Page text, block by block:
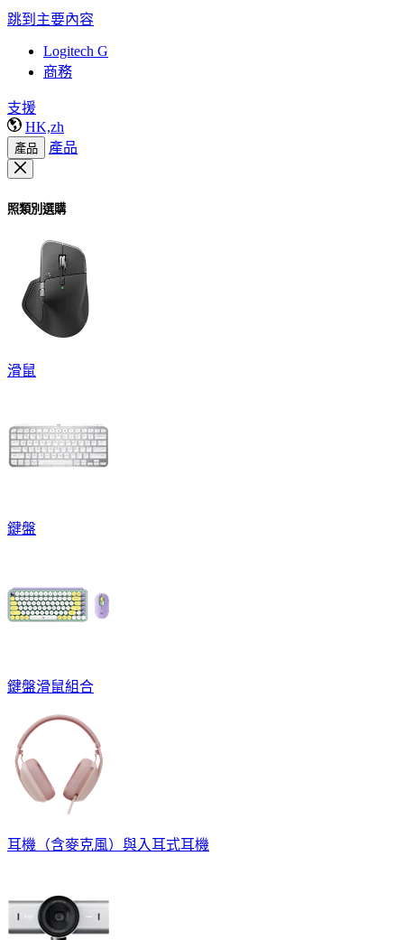
跳到主要內容
Logitech G
商務
支援
HK,zh
產品 產品
照類別選購
滑鼠
鍵盤
鍵盤滑鼠組合
耳機（含麥克風）與入耳式耳機